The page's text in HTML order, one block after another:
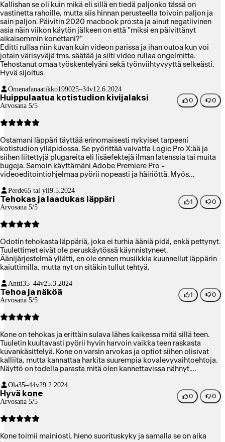
Kallishan se oli kuin mikä eli sillä en tiedä paljonko tässä on
vastinetta rahoille, mutta siis hinnan perusteella toivoin paljon ja
sain paljon. Päivitin 2020 macbook pro:sta ja ainut negatiivinen
asia näin viikon käytön jälkeen on että "miksi en päivittänyt
aikaisemmin konettani?"
Editti rullaa niin kuvan kuin videon parissa ja ihan outoa kun voi
jotain värisyväjä tms. säätää ja silti video rullaa ongelmitta.
Tehostanut omaa työskentelyäni sekä työnviihtyvyyttä selkeästi.
Hyvä sijoitus.
Omenafanaatikko199025–34v12.6.2024
Huippulaatua kotistudion kivijalaksi
Arvosana 5/5
0 0
Ostamani läppäri täyttää erinomaisesti nykyiset tarpeeni
kotistudion ylläpidossa. Se pyörittää vaivatta Logic Pro X:ää ja
siihen liitettyjä plugareita eli lisäefektejä ilman latenssia tai muita
bugeja. Samoin käyttämäni Adobe Premiere Pro -
videoeditointiohjelmaa pyörii nopeasti ja häiriöttä. Myös
TimeMachine-varmuuskopiolta uudelle koneelle sujui
vaivattomasti. Tosin uuden koneen Applen oman sirun vuoksi
jouduin asentamaan osan Adoben ohjelmista uudelleen. Sama
Markkinointi- ja media-alan ammattilaisena olen tottunut
kehittyvät ammattilaisohjelmat vaativat yhä enemmän resursseja
vuosien varrella: niin kuin tässäkin tapauksessa. Ostoksen laatu- ja
hintataso ovat kohdillaan.
Perde65 tai yli9.5.2024
Tehokas ja laadukas läppäri
Arvosana 5/5
1 0
Odotin tehokasta läppäriä, joka ei turhia ääniä pidä, enkä pettynyt.
Tuulettimet eivät ole peruskäytössä käynnistyneet.
Äänijärjestelmä yllätti, en ole ennen musiikkia kuunnellut läppärin
kaiuttimilla, mutta nyt on sitäkin tullut tehtyä.
Antti35–44v25.3.2024
Tehoa ja näköä
Arvosana 5/5
1 0
Kone on tehokas ja erittäin sulava lähes kaikessa mitä sillä teen.
Tuuletin kuultavasti pyörii hyvin harvoin vaikka teen raskasta
kuvankäsittelyä. Kone on varsin arvokas ja optiot siihen olisivat
kalliita, mutta kannattaa harkita suurempia kovalevyvaihtoehtoja.
Näyttö on todella parasta mitä olen kannettavissa nähnyt.
se voi olla huono jos kirjoitta paljon. Omaani otin 36 gigatavua
muistia ja se ei ole kuvankäsittelyssä loppunut vielä kesken
isommillaan projekteilla. Tumma väri saattaa jonkun mielestä
tummansininen. Tumma väri on luonnossa todella tyylikäs. 14"
Airin jälkeen hieman painavalle, mutta hetken päästä sitä ei
Ola35–44v29.2.2024
Hyvä kone
Arvosana 5/5
0 0
Kone toimii mainiosti, hieno suorituskyky ja samalla se on aika